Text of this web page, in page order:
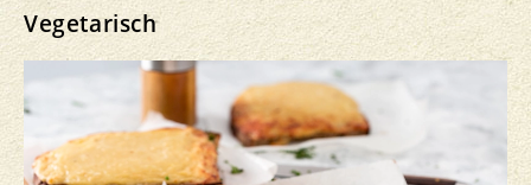
Vegetarisch